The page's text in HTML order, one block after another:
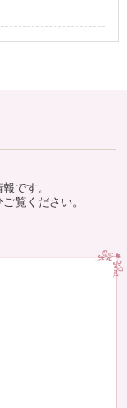
です。
覧ください。